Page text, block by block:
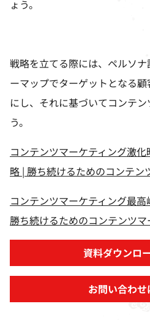
ょう。
戦略を立てる際には、ペルソ
ーマップでターゲットとなる
にし、それに基づいてコンテ
う。
コンテンツマーケティング激
略 | 勝ち続けるためのコンテン
コンテンツマーケティング最
勝ち続けるためのコンテンツ
資料ダウンロ
お問い合わせ